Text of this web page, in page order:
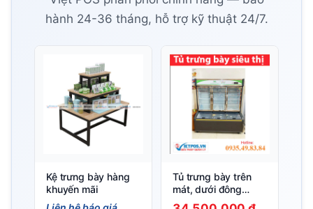
hành 24-36 tháng, hỗ trợ kỹ thuật 24/7.
Kệ trưng bày hàng
khuyến mãi
Tủ trưng bày trên
mát, dưới đông
LCD- 1988